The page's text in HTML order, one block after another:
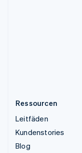
Ressourcen
Leitfäden
Kundenstories
Blog